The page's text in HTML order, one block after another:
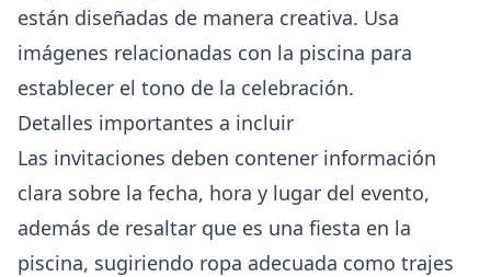
están diseñadas de manera creativa. Usa
imágenes relacionadas con la piscina para
establecer el tono de la celebración.
Detalles importantes a incluir
Las invitaciones deben contener información
clara sobre la fecha, hora y lugar del evento,
además de resaltar que es una fiesta en la
piscina, sugiriendo ropa adecuada como trajes